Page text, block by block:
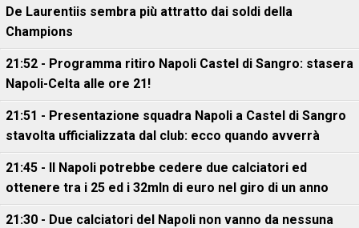
De Laurentiis sembra più attratto dai soldi della
Champions
21:52 - Programma ritiro Napoli Castel di Sangro: stasera
Napoli-Celta alle ore 21!
21:51 - Presentazione squadra Napoli a Castel di Sangro
stavolta ufficializzata dal club: ecco quando avverrà
21:45 - Il Napoli potrebbe cedere due calciatori ed
ottenere tra i 25 ed i 32mln di euro nel giro di un anno
21:30 - Due calciatori del Napoli non vanno da nessuna